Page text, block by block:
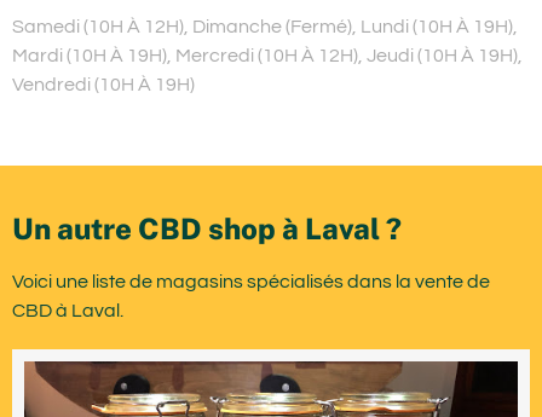
Samedi (10H À 12H), Dimanche (Fermé), Lundi (10H À 19H),
Mardi (10H À 19H), Mercredi (10H À 12H), Jeudi (10H À 19H),
Vendredi (10H À 19H)
Un autre CBD shop à Laval ?
Voici une liste de magasins spécialisés dans la vente de
CBD à Laval.